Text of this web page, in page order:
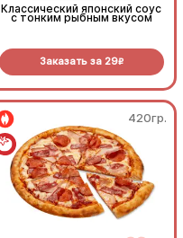
Классический японский соус
с тонким рыбным вкусом
Заказать за 29R
420гр.